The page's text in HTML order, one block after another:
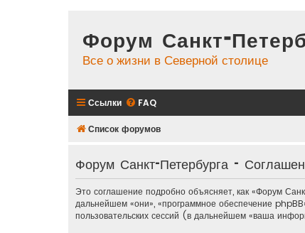
Форум Санкт-
Все о жизни в Северной столице
Ссылки FAQ
Список форумов
Форум Санкт-Петербурга -
Это соглашение подробно объясняет, как «Форум
дальнейшем «они», «программное обеспечение
пользовательских сессий (в дальнейшем «ваша